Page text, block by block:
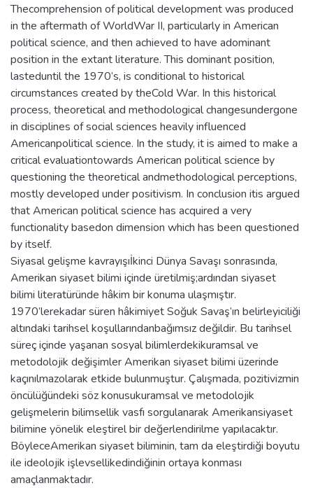
Thecomprehension of political development was produced
in the aftermath of WorldWar II, particularly in American
political science, and then achieved to have adominant
position in the extant literature. This dominant position,
lasteduntil the 1970’s, is conditional to historical
circumstances created by theCold War. In this historical
process, theoretical and methodological changesundergone
in disciplines of social sciences heavily influenced
Americanpolitical science. In the study, it is aimed to make a
critical evaluationtowards American political science by
questioning the theoretical andmethodological perceptions,
mostly developed under positivism. In conclusion itis argued
that American political science has acquired a very
functionality basedon dimension which has been questioned
by itself.
Siyasal gelişme kavrayışıİkinci Dünya Savaşı sonrasında,
Amerikan siyaset bilimi içinde üretilmiş;ardından siyaset
bilimi literatüründe hâkim bir konuma ulaşmıştır.
1970’lerekadar süren hâkimiyet Soğuk Savaş’ın belirleyiciliği
altındaki tarihsel koşullarındanbağımsız değildir. Bu tarihsel
süreç içinde yaşanan sosyal bilimlerdekikuramsal ve
metodolojik değişimler Amerikan siyaset bilimi üzerinde
kaçınılmazolarak etkide bulunmuştur. Çalışmada, pozitivizmin
öncülüğündeki söz konusukuramsal ve metodolojik
gelişmelerin bilimsellik vasfı sorgulanarak Amerikansiyaset
bilimine yönelik eleştirel bir değerlendirilme yapılacaktır.
BöyleceAmerikan siyaset biliminin, tam da eleştirdiği boyutu
ile ideolojik işlevsellikedindiğinin ortaya konması
amaçlanmaktadır.